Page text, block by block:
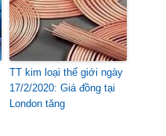
TT kim loại thế giới ngày
17/2/2020: Giá đồng tại
London tăng